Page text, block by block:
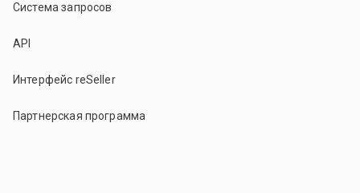
Система запросов
API
Интерфейс reSeller
Партнерская программа